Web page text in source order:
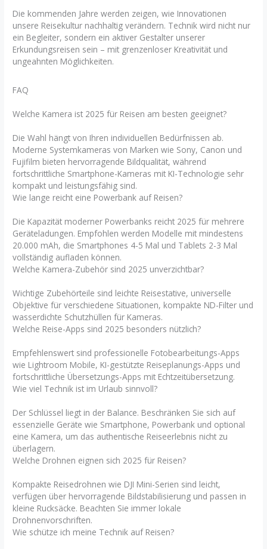
Die kommenden Jahre werden zeigen, wie Innovationen
unsere Reisekultur nachhaltig verändern. Technik wird nicht nur
ein Begleiter, sondern ein aktiver Gestalter unserer
Erkundungsreisen sein – mit grenzenloser Kreativität und
ungeahnten Möglichkeiten.
FAQ
Welche Kamera ist 2025 für Reisen am besten geeignet?
Die Wahl hängt von Ihren individuellen Bedürfnissen ab.
Moderne Systemkameras von Marken wie Sony, Canon und
Fujifilm bieten hervorragende Bildqualität, während
fortschrittliche Smartphone-Kameras mit KI-Technologie sehr
kompakt und leistungsfähig sind.
Wie lange reicht eine Powerbank auf Reisen?
Die Kapazität moderner Powerbanks reicht 2025 für mehrere
Geräteladungen. Empfohlen werden Modelle mit mindestens
20.000 mAh, die Smartphones 4-5 Mal und Tablets 2-3 Mal
vollständig aufladen können.
Welche Kamera-Zubehör sind 2025 unverzichtbar?
Wichtige Zubehörteile sind leichte Reisestative, universelle
Objektive für verschiedene Situationen, kompakte ND-Filter und
wasserdichte Schutzhüllen für Kameras.
Welche Reise-Apps sind 2025 besonders nützlich?
Empfehlenswert sind professionelle Fotobearbeitungs-Apps
wie Lightroom Mobile, KI-gestützte Reiseplanungs-Apps und
fortschrittliche Übersetzungs-Apps mit Echtzeitübersetzung.
Wie viel Technik ist im Urlaub sinnvoll?
Der Schlüssel liegt in der Balance. Beschränken Sie sich auf
essenzielle Geräte wie Smartphone, Powerbank und optional
eine Kamera, um das authentische Reiseerlebnis nicht zu
überlagern.
Welche Drohnen eignen sich 2025 für Reisen?
Kompakte Reisedrohnen wie DJI Mini-Serien sind leicht,
verfügen über hervorragende Bildstabilisierung und passen in
kleine Rucksäcke. Beachten Sie immer lokale
Drohnenvorschriften.
Wie schütze ich meine Technik auf Reisen?